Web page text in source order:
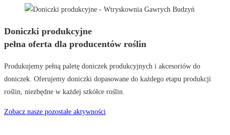
Doniczki produkcyjne
pełna oferta dla producentów roślin
Produkujemy pełną paletę doniczek produkcyjnych i akcesoriów do
doniczek. Oferujemy doniczki dopasowane do każdego etapu produkcji
roślin, niezbędne w każdej szkółce roślin.
Zobacz nasze pozostałe aktywności